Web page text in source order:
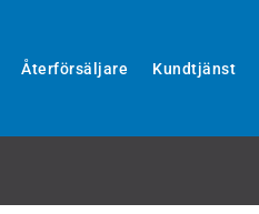
Återförsäljare Kundtjänst